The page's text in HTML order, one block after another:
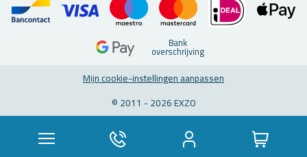
Bank
over­schrij­ving
Mijn coo­kie-in­stel­lin­gen aan­pas­sen
© 2011 - 2026 EXZO